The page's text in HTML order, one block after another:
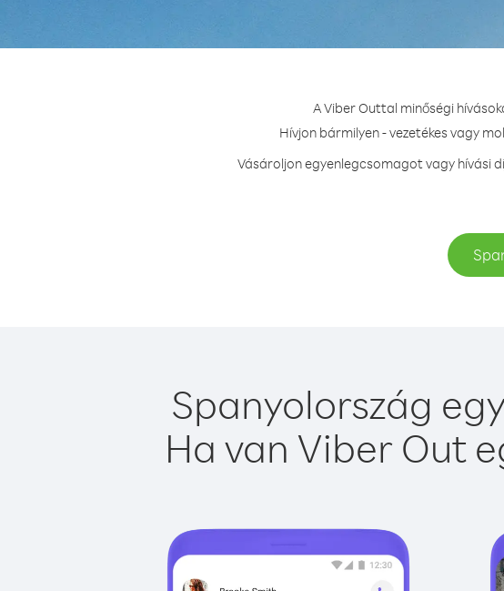
A Viber Outtal minőségi
Hívjon bármilyen - vezetékes vagy
Vásároljon egyenlegcsomagot vagy hívási
Spanyolország
Ha van Viber Out